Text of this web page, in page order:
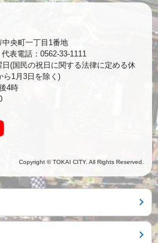
央町一丁目1番地
表電話：0562-33-1111
日(国民の祝日に関する法律に定める休
ら1月3日を除く)
4時
Copyright © TOKAI CITY. All Rights Reserved.